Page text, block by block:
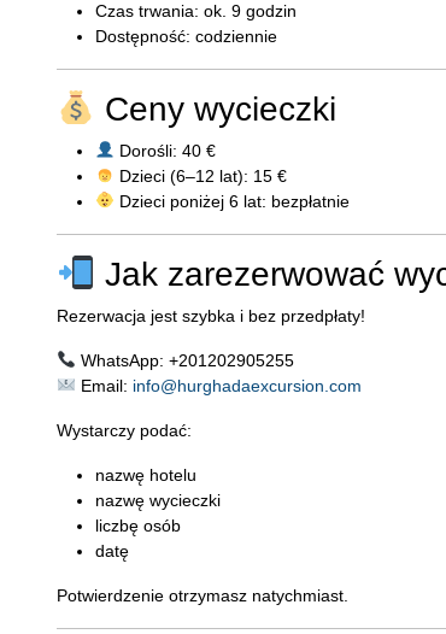
Czas trwania: ok. 9 godzin
Dostępność: codziennie
Ceny wycieczki
Dorośli: 40 €
Dzieci (6–12 lat): 15 €
Dzieci poniżej 6 lat: bezpłatnie
Jak zarezerwować
Rezerwacja jest szybka i bez przedpłaty!
WhatsApp: +201202905255
Email: info@hurghadaexcursion.com
Wystarczy podać:
nazwę hotelu
nazwę wycieczki
liczbę osób
datę
Potwierdzenie otrzymasz natychmiast.